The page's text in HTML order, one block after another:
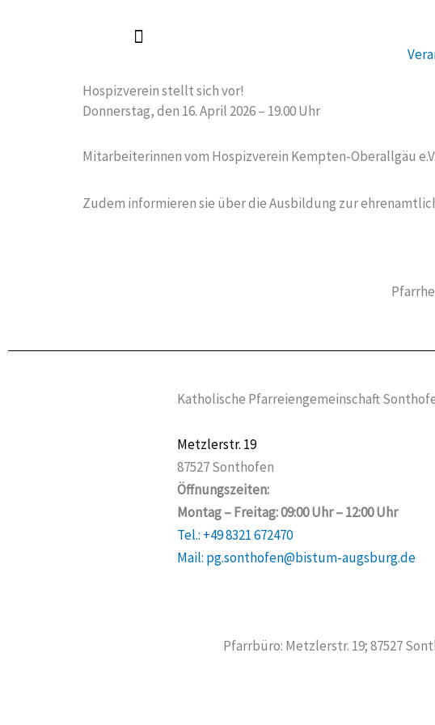
Hospizverein stellt sich vor!
Donnerstag, den 16. April 2026 – 19.00 Uhr
Mitarbeiterinnen vom Hospizverein Kempten-Oberallgäu
Zudem informieren sie über die Ausbildung zur
Katholische Pfarreiengemeinschaft
Metzlerstr. 19
87527 Sonthofen
Öffnungszeiten:
Montag – Freitag: 09:00 Uhr – 12:00 Uhr
Tel.: +49 8321 672470
Mail: pg.sonthofen@bistum-augsburg.de
Pfarrbüro: Metzlerstr. 19; 87527